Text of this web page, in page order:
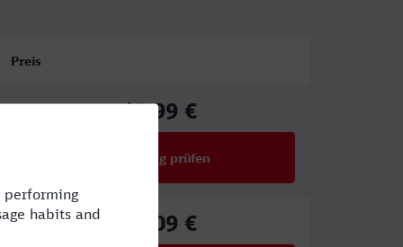
Preis
43,99 €
Verbindung prüfen
64,09 €